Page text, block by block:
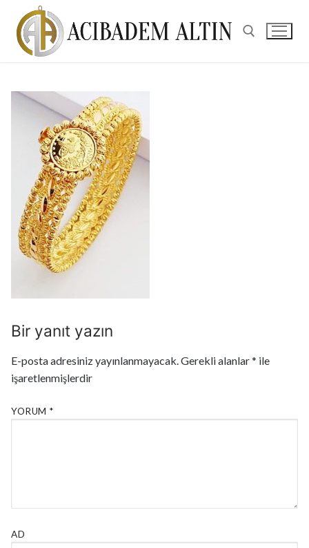
Bir yanıt yazın
E-posta adresiniz yayınlanmayacak. Gerekli alanlar* ile
işaretlenmişlerdir
YORUM *
AD